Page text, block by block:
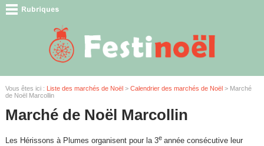
Vous êtes ici : Liste des marchés de Noël> Calendrier des marchés de Noël> Marché
de Noël Marcollin
Marché de Noël Marcollin
Les Hérissons à Plumes organisent pour la 3e année consécutive leur